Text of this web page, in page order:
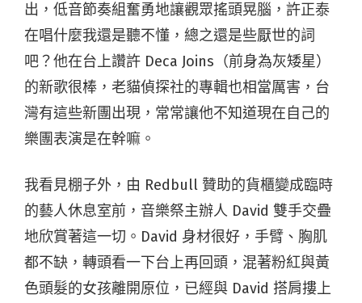
出，低音節奏組奮勇地讓觀眾搖頭晃腦，許正泰
在唱什麼我還是聽不懂，總之還是些厭世的詞
吧？他在台上讚許 Deca Joins（前身為灰矮星）
的新歌很棒，老貓偵探社的專輯也相當厲害，台
灣有這些新團出現，常常讓他不知道現在自己的
樂團表演是在幹嘛。
我看見棚子外，由 Redbull 贊助的貨櫃變成臨時
的藝人休息室前，音樂祭主辦人 David 雙手交疊
地欣賞著這一切。David 身材很好，手臂、胸肌
都不缺，轉頭看一下台上再回頭，混著粉紅與黃
色頭髮的女孩離開原位，已經與 David 搭肩摟上